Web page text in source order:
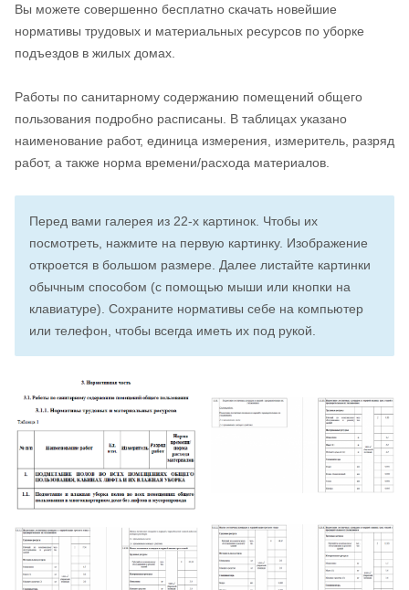
Вы можете совершенно бесплатно скачать новейшие
нормативы трудовых и материальных ресурсов по уборке
подъездов в жилых домах.
Работы по санитарному содержанию помещений общего
пользования подробно расписаны. В таблицах указано
наименование работ, единица измерения, измеритель, разряд
работ, а также норма времени/расхода материалов.
Перед вами галерея из 22-х картинок. Чтобы их
посмотреть, нажмите на первую картинку. Изображение
откроется в большом размере. Далее листайте картинки
обычным способом (с помощью мыши или кнопки на
клавиатуре). Сохраните нормативы себе на компьютер
или телефон, чтобы всегда иметь их под рукой.